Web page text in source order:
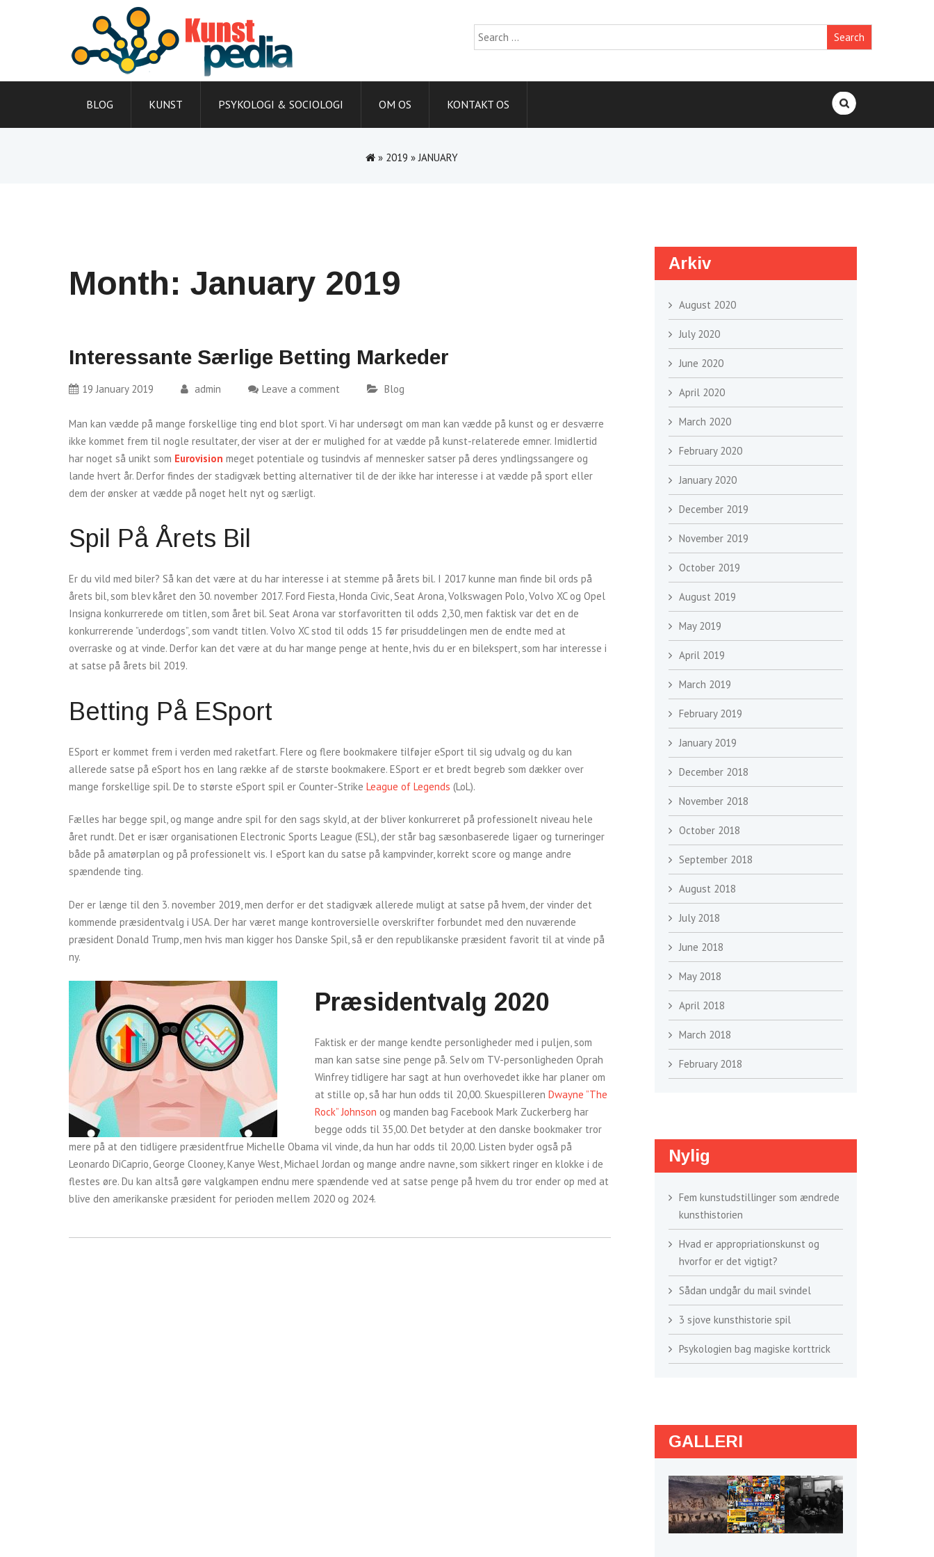
Search
for:
BLOG KUNST PSYKOLOGI & SOCIOLOGI OM OS KONTAKT OS
Search
for:
» 2019 »JANUARY
Month: January 2019
Interessante Særlige Betting Markeder
19 January 2019 admin Leave a comment Blog
Man kan vædde på mange forskellige ting end blot sport. Vi har undersøgt om man kan vædde på kunst og er desværre
ikke kommet frem til nogle resultater, der viser at der er mulighed for at vædde på kunst-relaterede emner. Imidlertid
har noget så unikt som Eurovision meget potentiale og tusindvis af mennesker satser på deres yndlingssangere og
lande hvert år. Derfor findes der stadigvæk betting alternativer til de der ikke har interesse i at vædde på sport eller
dem der ønsker at vædde på noget helt nyt og særligt.
Spil På Årets Bil
Er du vild med biler? Så kan det være at du har interesse i at stemme på årets bil. I 2017 kunne man finde bil ords på
årets bil, som blev kåret den 30. november 2017. Ford Fiesta, Honda Civic, Seat Arona, Volkswagen Polo, Volvo XC og Opel
Insigna konkurrerede om titlen, som året bil. Seat Arona var storfavoritten til odds 2,30, men faktisk var det en de
konkurrerende ”underdogs”, som vandt titlen. Volvo XC stod til odds 15 før prisuddelingen men de endte med at
overraske og at vinde. Derfor kan det være at du har mange penge at hente, hvis du er en bilekspert, som har interesse i
at satse på årets bil 2019.
Betting På ESport
ESport er kommet frem i verden med raketfart. Flere og flere bookmakere tilføjer eSport til sig udvalg og du kan
allerede satse på eSport hos en lang række af de største bookmakere. ESport er et bredt begreb som dækker over
mange forskellige spil. De to største eSport spil er Counter-Strike League of Legends (LoL).
Fælles har begge spil, og mange andre spil for den sags skyld, at der bliver konkurreret på professionelt niveau hele
året rundt. Det er især organisationen Electronic Sports League (ESL), der står bag sæsonbaserede ligaer og turneringer
både på amatørplan og på professionelt vis. I eSport kan du satse på kampvinder, korrekt score og mange andre
spændende ting.
Der er længe til den 3. november 2019, men derfor er det stadigvæk allerede muligt at satse på hvem, der vinder det
kommende præsidentvalg i USA. Der har været mange kontroversielle overskrifter forbundet med den nuværende
præsident Donald Trump, men hvis man kigger hos Danske Spil, så er den republikanske præsident favorit til at vinde på
ny.
Præsidentvalg 2020
Faktisk er der mange kendte personligheder med i puljen, som
man kan satse sine penge på. Selv om TV-personligheden Oprah
Winfrey tidligere har sagt at hun overhovedet ikke har planer om
at stille op, så har hun odds til 20,00. Skuespilleren Dwayne ”The
Rock” Johnson og manden bag Facebook Mark Zuckerberg har
begge odds til 35,00. Det betyder at den danske bookmaker tror
mere på at den tidligere præsidentfrue Michelle Obama vil vinde, da hun har odds til 20,00. Listen byder også på
Leonardo DiCaprio, George Clooney, Kanye West, Michael Jordan og mange andre navne, som sikkert ringer en klokke i de
flestes øre. Du kan altså gøre valgkampen endnu mere spændende ved at satse penge på hvem du tror ender op med at
blive den amerikanske præsident for perioden mellem 2020 og 2024.
Arkiv
August 2020
July 2020
June 2020
April 2020
March 2020
February 2020
January 2020
December 2019
November 2019
October 2019
August 2019
May 2019
April 2019
March 2019
February 2019
January 2019
December 2018
November 2018
October 2018
September 2018
August 2018
July 2018
June 2018
May 2018
April 2018
March 2018
February 2018
Nylig
Fem kunstudstillinger som ændrede
kunsthistorien
Hvad er appropriationskunst og
hvorfor er det vigtigt?
Sådan undgår du mail svindel
3 sjove kunsthistorie spil
Psykologien bag magiske korttrick
GALLERI